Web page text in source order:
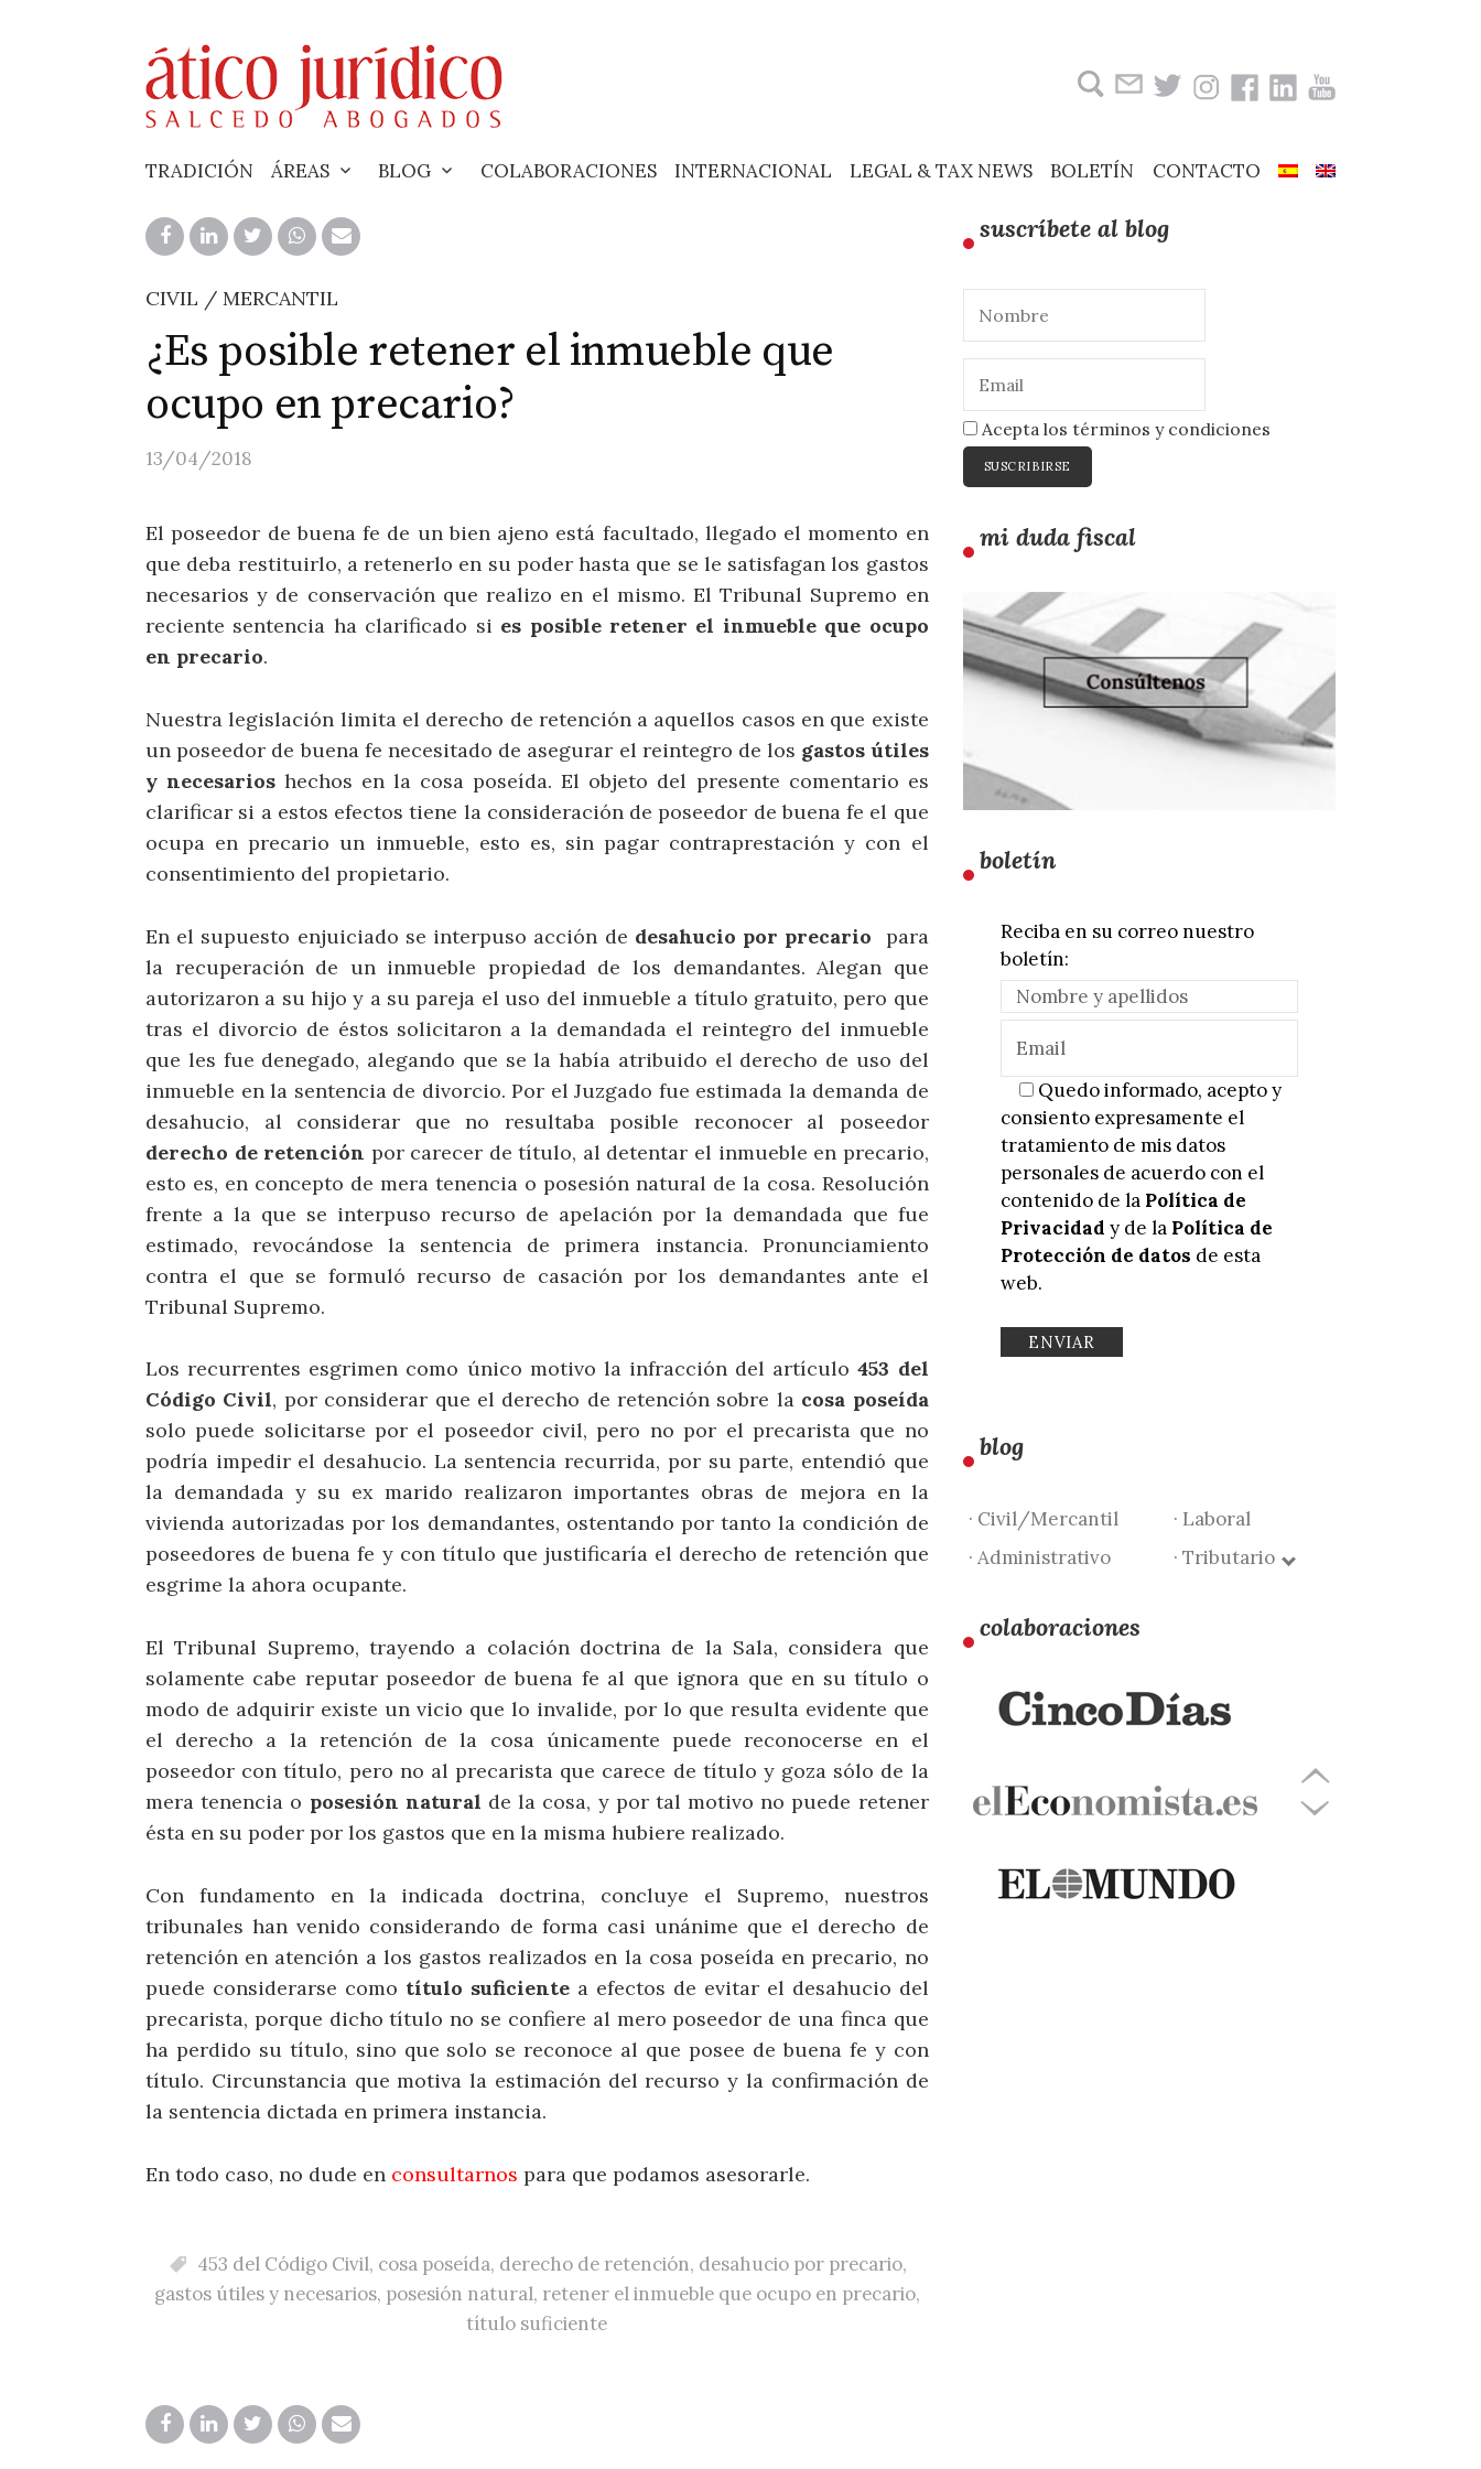
TRADICIÓN ÁREAS BLOG COLABORACIONES INTERNACIONAL LEGAL & TAX NEWS BOLETÍN CONTACTO
CIVIL / MERCANTIL
¿Es posible retener el inmueble que
ocupo en precario?
13/04/2018
El poseedor de buena fe de un bien ajeno está facultado, llegado el momento en
que deba restituirlo, a retenerlo en su poder hasta que se le satisfagan los gastos
necesarios y de conservación que realizo en el mismo. El Tribunal Supremo en
reciente sentencia ha clarificado si es posible retener el inmueble que ocupo
en precario.
Nuestra legislación limita el derecho de retención a aquellos casos en que existe
un poseedor de buena fe necesitado de asegurar el reintegro de los gastos útiles
y necesarios hechos en la cosa poseída. El objeto del presente comentario es
clarificar si a estos efectos tiene la consideración de poseedor de buena fe el que
ocupa en precario un inmueble, esto es, sin pagar contraprestación y con el
consentimiento del propietario.
En el supuesto enjuiciado se interpuso acción de desahucio por precario para
la recuperación de un inmueble propiedad de los demandantes. Alegan que
autorizaron a su hijo y a su pareja el uso del inmueble a título gratuito, pero que
tras el divorcio de éstos solicitaron a la demandada el reintegro del inmueble
que les fue denegado, alegando que se la había atribuido el derecho de uso del
inmueble en la sentencia de divorcio. Por el Juzgado fue estimada la demanda de
desahucio, al considerar que no resultaba posible reconocer al poseedor
derecho de retención por carecer de título, al detentar el inmueble en precario,
esto es, en concepto de mera tenencia o posesión natural de la cosa. Resolución
frente a la que se interpuso recurso de apelación por la demandada que fue
estimado, revocándose la sentencia de primera instancia. Pronunciamiento
contra el que se formuló recurso de casación por los demandantes ante el
Tribunal Supremo.
Los recurrentes esgrimen como único motivo la infracción del artículo453 del
Código Civil, por considerar que el derecho de retención sobre la cosa poseída
solo puede solicitarse por el poseedor civil, pero no por el precarista que no
podría impedir el desahucio. La sentencia recurrida, por su parte, entendió que
la demandada y su ex marido realizaron importantes obras de mejora en la
vivienda autorizadas por los demandantes, ostentando por tanto la condición de
poseedores de buena fe y con título que justificaría el derecho de retención que
esgrime la ahora ocupante.
El Tribunal Supremo, trayendo a colación doctrina de la Sala, considera que
solamente cabe reputar poseedor de buena fe al que ignora que en su título o
modo de adquirir existe un vicio que lo invalide, por lo que resulta evidente que
el derecho a la retención de la cosa únicamente puede reconocerse en el
poseedor con título, pero no al precarista que carece de título y goza sólo de la
mera tenencia o posesión natural de la cosa, y por tal motivo no puede retener
ésta en su poder por los gastos que en la misma hubiere realizado.
Con fundamento en la indicada doctrina, concluye el Supremo, nuestros
tribunales han venido considerando de forma casi unánime que el derecho de
retención en atención a los gastos realizados en la cosa poseída en precario, no
puede considerarse como título suficientea efectos de evitar el desahucio del
precarista, porque dicho título no se confiere al mero poseedor de una finca que
ha perdido su título, sino que solo se reconoce al que posee de buena fe y con
título. Circunstancia que motiva la estimación del recurso y la confirmación de
la sentencia dictada en primera instancia.
En todo caso, no dude en consultarnos para que podamos asesorarle.
453 del Código Civil, cosa poseída, derecho de retención, desahucio por precario,
gastos útiles y necesarios, posesión natural, retener el inmueble que ocupo en precario,
título suficiente
suscríbete al blog
Acepta los términos y condiciones
mi duda fiscal
boletín
Reciba en su correo nuestro
boletín:
Quedo informado, acepto y
consiento expresamente el
tratamiento de mis datos
personales de acuerdo con el
contenido de la Política de
Privacidad y de la Política de
Protección de datos de esta
web.
blog
· Civil/Mercantil
· Laboral
· Administrativo
· Tributario
colaboraciones